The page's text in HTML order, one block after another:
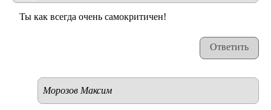
Ты как всегда очень самокритичен!
Ответить
Морозов Максим